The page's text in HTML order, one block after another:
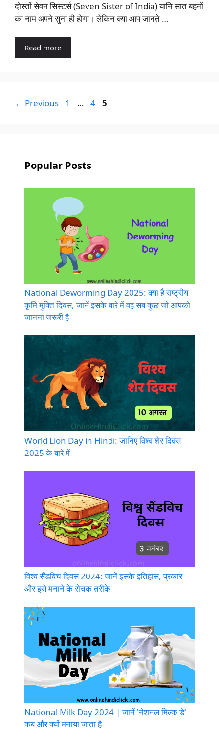
दोस्तों सेवन सिस्टर्स (Seven Sister of India) यानि सात बहनों
का नाम अपने सुना ही होगा। लेकिन क्या आप जानते …
Read more
← Previous Page
1 … Page
4 Page
5
Popular Posts
National Deworming Day 2025: क्या है राष्ट्रीय
कृमि मुक्ति दिवस, जानें इसके बारे में वह सब कुछ जो आपको
जानना जरूरी है
World Lion Day in Hindi: जानिए विश्व शेर दिवस
2025 के बारे में
विश्व सैंडविच दिवस 2024: जानें इसके इतिहास, प्रकार
और इसे मनाने के रोचक तरीके
National Milk Day 2024 | जानें 'नेशनल मिल्क डे'
कब और क्यों मनाया जाता है